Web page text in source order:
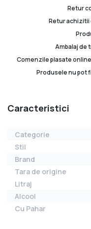
Retur
Retur achizitii
Ambalaj de
Comenzile plasate
Produsele nu pot
Caracteristici
Categorie
Stil
Brand
Tara de origine
Litraj
Alcool
Cu Pahar